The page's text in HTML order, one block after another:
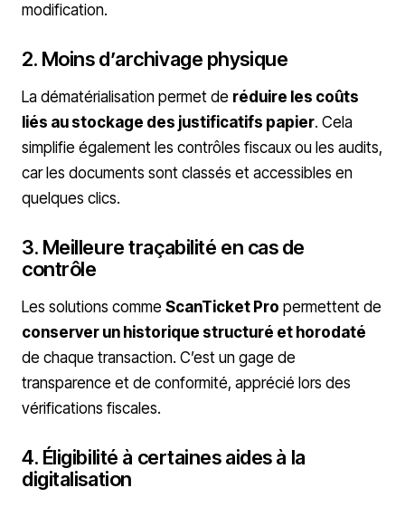
modification.
2. Moins d’archivage physique
La dématérialisation permet de réduire les coûts
liés au stockage des justificatifs papier. Cela
simplifie également les contrôles fiscaux ou les audits,
car les documents sont classés et accessibles en
quelques clics.
3. Meilleure traçabilité en cas de
contrôle
Les solutions comme ScanTicket Pro permettent de
conserver un historique structuré et horodaté
de chaque transaction. C’est un gage de
transparence et de conformité, apprécié lors des
vérifications fiscales.
4. Éligibilité à certaines aides à la
digitalisation